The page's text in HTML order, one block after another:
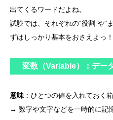
出てくるワードだよね。
試験では、それぞれの“役割”や“
ずはしっかり基本をおさえよっ！
変数（Variable）：デー
意味 ：ひとつの値を入れておく
→ 数字や文字などを一時的に記